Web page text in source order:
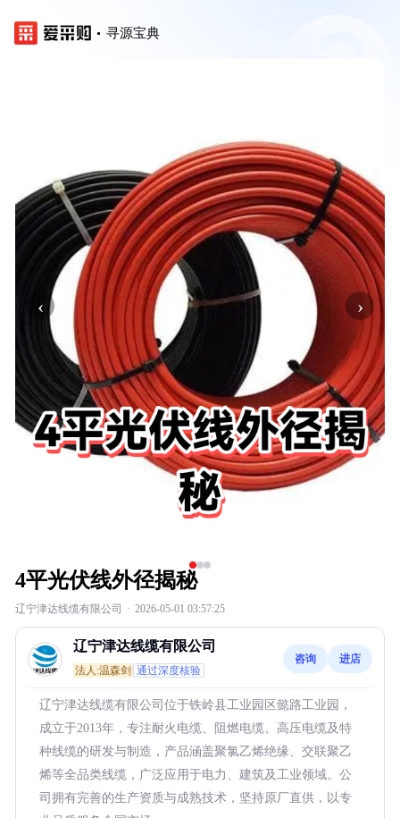
寻源宝典
‹ ›
4平光伏线外径揭秘
辽宁津达线缆有限公司 · 2026-05-01 03:57:25
辽宁津达线缆有限公司
法人:温森剑 通过深度核验
咨询 进店
辽宁津达线缆有限公司位于铁岭县工业园区懿路工业园，
成立于2013年，专注耐火电缆、阻燃电缆、高压电缆及特
种线缆的研发与制造，产品涵盖聚氯乙烯绝缘、交联聚乙
烯等全品类线缆，广泛应用于电力、建筑及工业领域。公
司拥有完善的生产资质与成熟技术，坚持原厂直供，以专